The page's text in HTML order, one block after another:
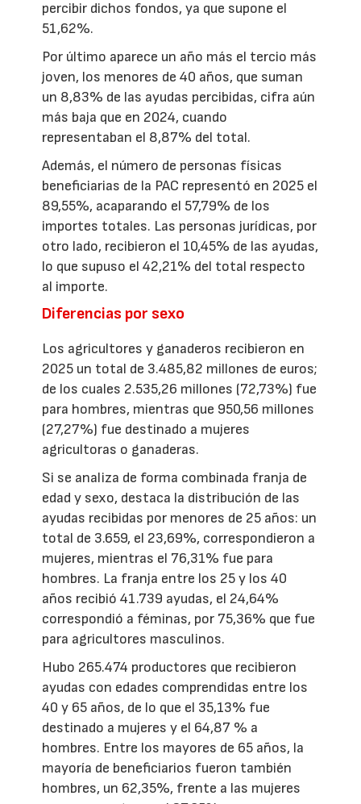
percibir dichos fondos, ya que supone el
51,62%.
Por último aparece un año más el tercio más
joven, los menores de 40 años, que suman
un 8,83% de las ayudas percibidas, cifra aún
más baja que en 2024, cuando
representaban el 8,87% del total.
Además, el número de personas físicas
beneficiarias de la PAC representó en 2025 el
89,55%, acaparando el 57,79% de los
importes totales. Las personas jurídicas, por
otro lado, recibieron el 10,45% de las ayudas,
lo que supuso el 42,21% del total respecto
al importe.
Diferencias por sexo
Los agricultores y ganaderos recibieron en
2025 un total de 3.485,82 millones de euros;
de los cuales 2.535,26 millones (72,73%) fue
para hombres, mientras que 950,56 millones
(27,27%) fue destinado a mujeres
agricultoras o ganaderas.
Si se analiza de forma combinada franja de
edad y sexo, destaca la distribución de las
ayudas recibidas por menores de 25 años: un
total de 3.659, el 23,69%, correspondieron a
mujeres, mientras el 76,31% fue para
hombres. La franja entre los 25 y los 40
años recibió 41.739 ayudas, el 24,64%
correspondió a féminas, por 75,36% que fue
para agricultores masculinos.
Hubo 265.474 productores que recibieron
ayudas con edades comprendidas entre los
40 y 65 años, de lo que el 35,13% fue
destinado a mujeres y el 64,87 % a
hombres. Entre los mayores de 65 años, la
mayoría de beneficiarios fueron también
hombres, un 62,35%, frente a las mujeres